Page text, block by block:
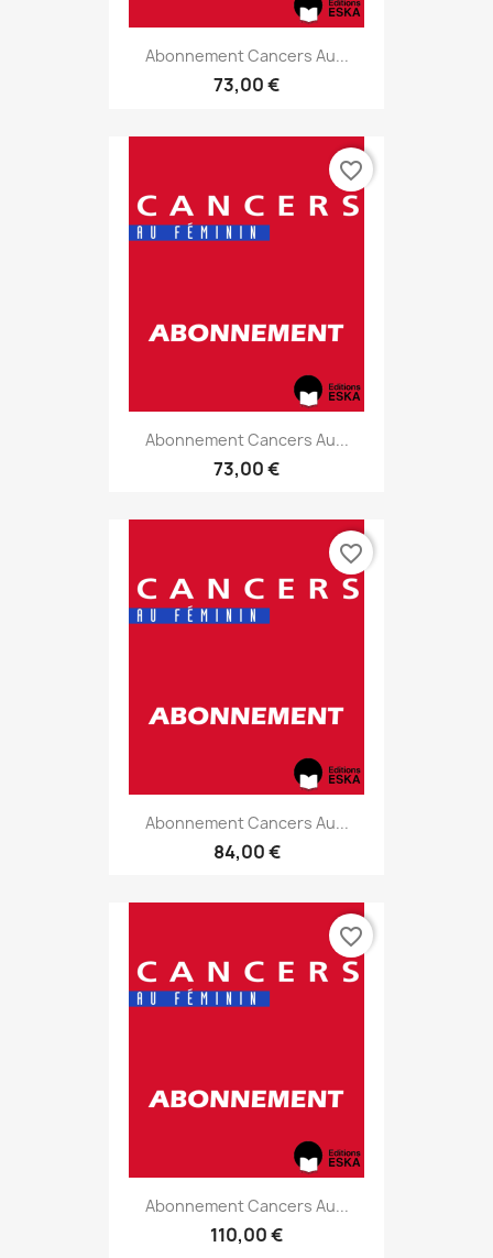
Abonnement Cancers Au...
73,00 €
Abonnement Cancers Au...
73,00 €
favorite_border
Abonnement Cancers Au...
84,00 €
favorite_border
Abonnement Cancers Au...
110,00 €
favorite_border